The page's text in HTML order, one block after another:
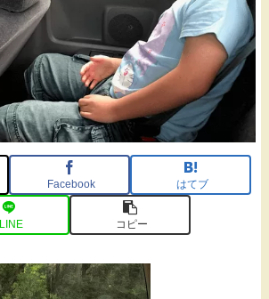
Facebook はてブ
LINE コピー